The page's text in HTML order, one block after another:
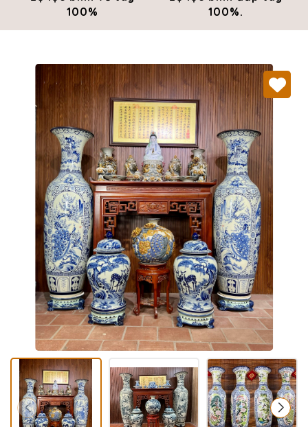
100%
100%.